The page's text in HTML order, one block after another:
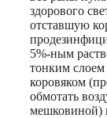
здорового
отставшую
5%-ным
тонким
коровяком
обмотать
мешковиной)